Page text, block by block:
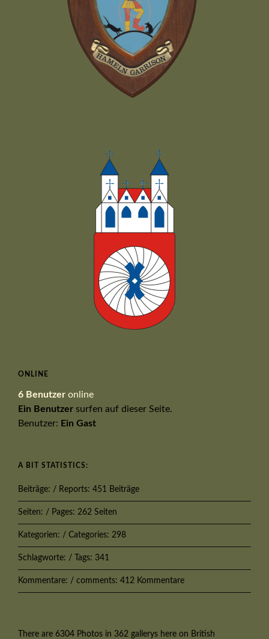
ONLINE
6 Benutzer online
Ein Benutzer surfen auf dieser Seite.
Benutzer: Ein Gast
A BIT STATISTICS:
Beiträge: / Reports: 451 Beiträge
Seiten: / Pages: 262 Seiten
Kategorien: / Categories: 298
Schlagworte: / Tags: 341
Kommentare: / comments: 412 Kommentare
There are 6304 Photos in 362 gallerys here on British